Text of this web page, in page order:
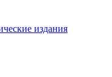
издания